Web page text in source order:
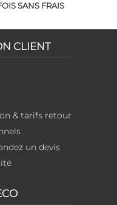
SANS FRAIS
CLIENT
& tarifs retour
un devis